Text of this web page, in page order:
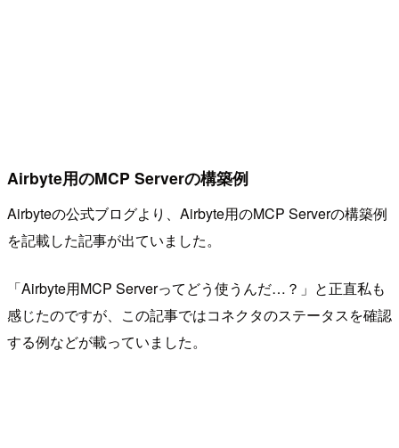
Airbyte用のMCP Serverの構築例
Airbyteの公式ブログより、Airbyte用のMCP Serverの構築例
を記載した記事が出ていました。
「Airbyte用MCP Serverってどう使うんだ…？」と正直私も
感じたのですが、この記事ではコネクタのステータスを確認
する例などが載っていました。